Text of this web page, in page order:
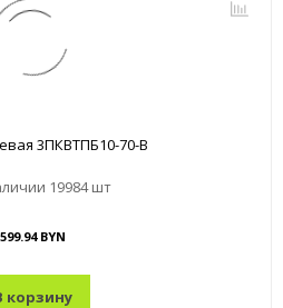
3ПКВТПБ10-70-В
19984 шт
599.94 BYN
корзину